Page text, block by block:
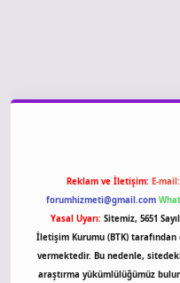
Reklam ve İletişim: E-mail:
forumhizmeti@gmail.com
Yasal Uyarı: Sitemiz, 5651
İletişim Kurumu (BTK) tarafından
vermektedir. Bu nedenle,
araştırma yükümlülüğümüz